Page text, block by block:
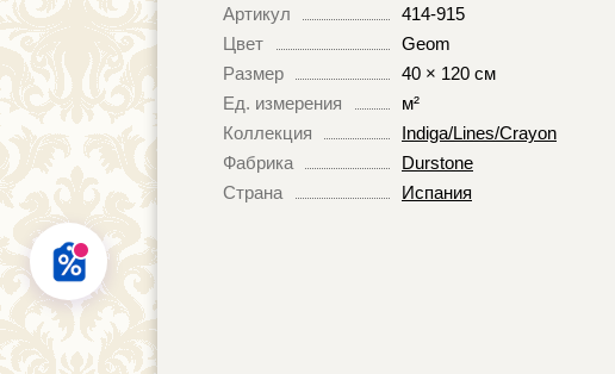
Артикул
414-915
Цвет
Geom
Размер
40 × 120 см
Ед. измерения
м²
Коллекция
Indiga/Lines/Crayon
Фабрика
Durstone
Страна
Испания